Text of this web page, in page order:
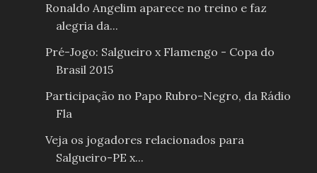
Ronaldo Angelim aparece no treino e faz
alegria da...
Pré-Jogo: Salgueiro x Flamengo - Copa do
Brasil 2015
Participação no Papo Rubro-Negro, da Rádio
Fla
Veja os jogadores relacionados para
Salgueiro-PE x...